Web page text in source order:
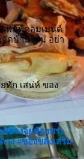
พิมพ์คอมเมนต์
ดบ้านใหม่ อย่า
ทัก เสน่ห์ ของ
#ฮวงจุ้ยห้องพระ
วง #ของขลังเสริม